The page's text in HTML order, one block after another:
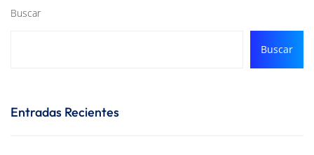
Buscar
Buscar
Entradas Recientes